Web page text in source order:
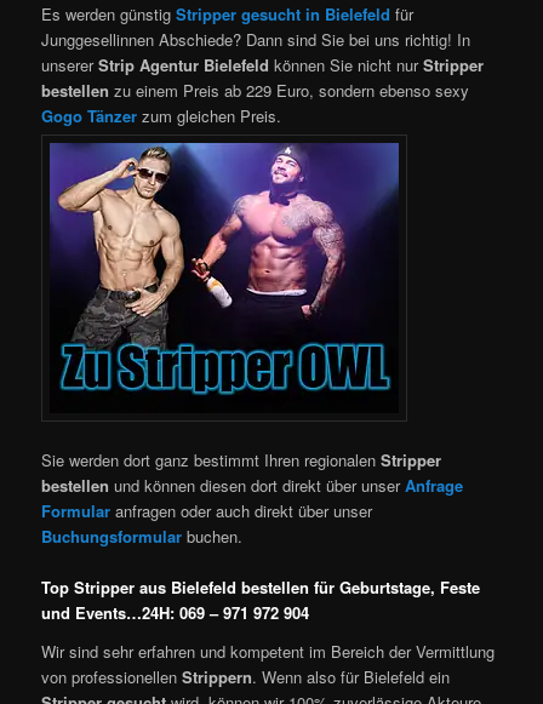
Es werden günstigStripper gesucht in Bielefeld für
Junggesellinnen Abschiede? Dann sind Sie bei uns richtig! In
unsererStrip Agentur Bielefeld können Sie nicht nurStripper
bestellen zu einem Preis ab 229 Euro, sondern ebenso sexy
Gogo Tänzer zum gleichen Preis.
Sie werden dort ganz bestimmt Ihren regionalenStripper
bestellen und können diesen dort direkt über unserAnfrage
Formular anfragen oder auch direkt über unser
Buchungsformular buchen.
Top Stripper aus Bielefeld bestellen für Geburtstage, Feste
und Events…24H: 069 – 971 972 904
Wir sind sehr erfahren und kompetent im Bereich der Vermittlung
von professionellenStrippern. Wenn also für Bielefeld ein